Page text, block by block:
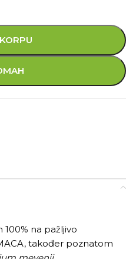
na pažljivo
također poznatom